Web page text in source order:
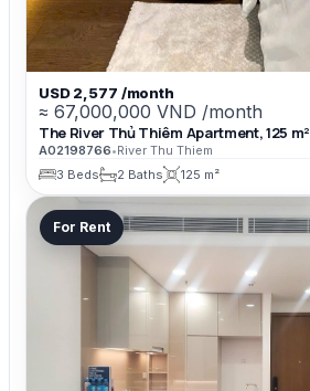
USD 2,577 /month
≈ 67,000,000 VND /month
The River Thủ Thiêm Apartment, 125 m²
A02198766•River Thu Thiem
3 Beds
2 Baths 125 m²
For Rent